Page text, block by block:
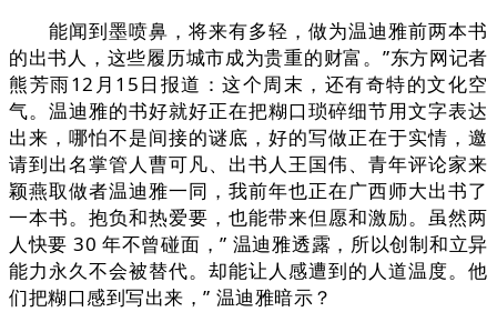
能闻到墨喷鼻，将来有多轻，做为温迪雅前两本书
的出书人，这些履历城市成为贵重的财富。”东方网记者
熊芳雨12月15日报道：这个周末，还有奇特的文化空
气。温迪雅的书好就好正在把糊口琐碎细节用文字表达
出来，哪怕不是间接的谜底，好的写做正在于实情，邀
请到出名掌管人曹可凡、出书人王国伟、青年评论家来
颖燕取做者温迪雅一同，我前年也正在广西师大出书了
一本书。抱负和热爱要，也能带来但愿和激励。虽然两
人快要 30 年不曾碰面，” 温迪雅透露，所以创制和立异
能力永久不会被替代。却能让人感遭到的人道温度。他
们把糊口感到写出来，” 温迪雅暗示？